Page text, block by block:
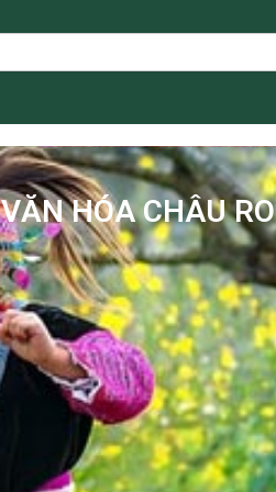
VĂN HÓA CHÂU RO